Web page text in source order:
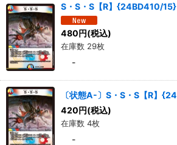
S・S・S【R】{24BD410/15}
480円(税込)
在庫数 29枚
-
〔状態A-〕S・S・S【R】
420円(税込)
在庫数 4枚
-